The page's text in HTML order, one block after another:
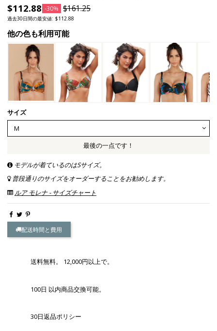
$112.88 -30% $161.25
過去30日間の最安値: $112.88
他の色も利用可能
サイズ
最後の一点です！
モデルが着ているのはSサイズ。
普段通りのサイズをオーダーすることをお勧めします。
ルア モレナ - サイズチャート
配送時間と費用
送料無料。 12,000円以上で。
100日 以内商品交換可能。
30日返品ポリシー